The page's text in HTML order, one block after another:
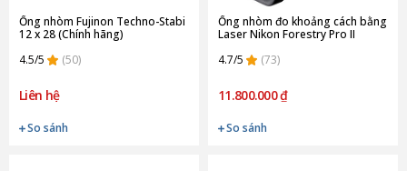
Ống nhòm Fujinon Techno-Stabi
12 x 28 (Chính hãng)
4.5/5
(50)
Liên hệ
So sánh
Ống nhòm đo khoảng cách bằng
Laser Nikon Forestry Pro II
4.7/5
(73)
11.800.000 ₫
So sánh